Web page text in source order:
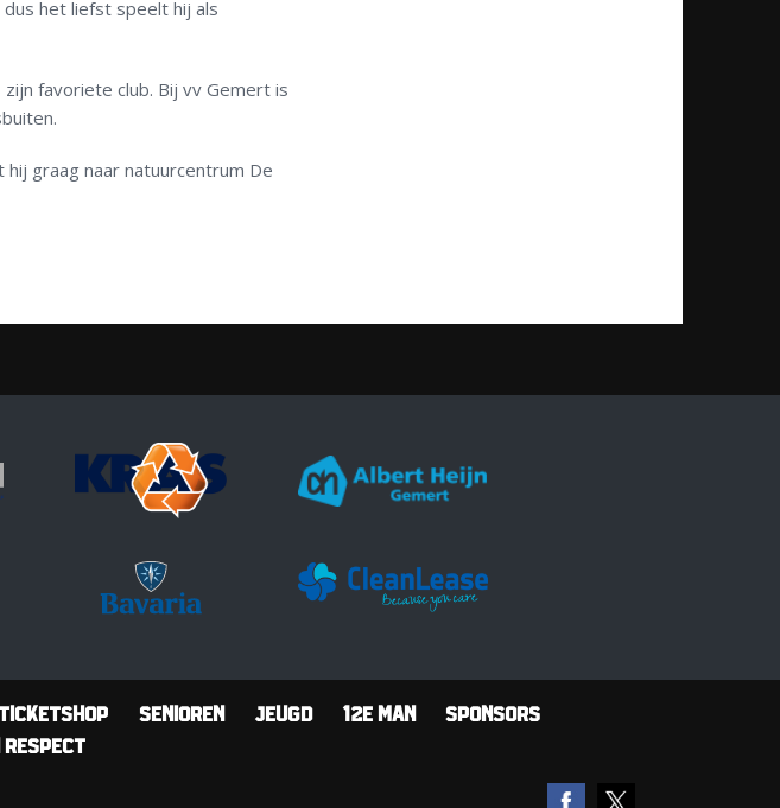
het liefst speelt hij als
favoriete club. Bij vv Gemert is
graag naar natuurcentrum De
Senioren Jeugd 12e man
Sponsors